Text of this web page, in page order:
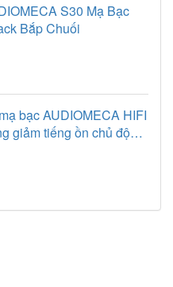
S30 Mạ Bạc
Bắp Chuối
bạc AUDIOMECA HIFI
giảm tiếng ồn chủ động,